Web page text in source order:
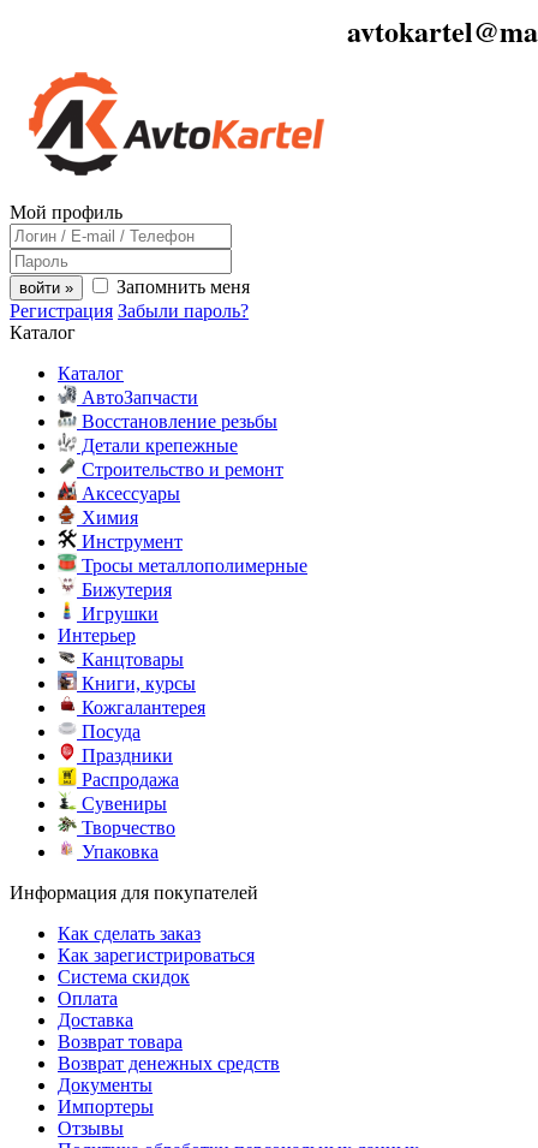
Мой профиль
войти »
Запомнить меня
Регистрация Забыли пароль?
Каталог
Каталог
АвтоЗапчасти
Восстановление резьбы
Детали крепежные
Строительство и ремонт
Аксессуары
Химия
Инструмент
Тросы металлополимерные
Бижутерия
Игрушки
Интерьер
Канцтовары
Книги, курсы
Кожгалантерея
Посуда
Праздники
Распродажа
Сувениры
Творчество
Упаковка
Информация для покупателей
Как сделать заказ
Как зарегистрироваться
Система скидок
Оплата
Доставка
Возврат товара
Возврат денежных средств
Документы
Импортеры
Отзывы